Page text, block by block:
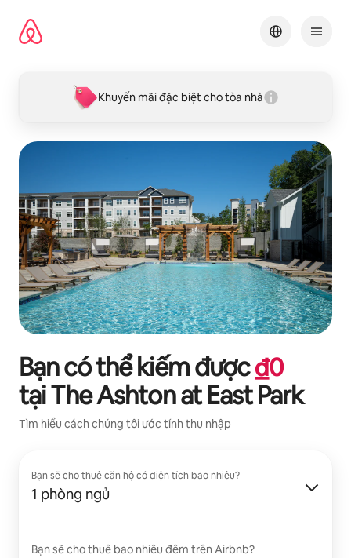
Khuyến mãi đặc biệt cho tòa nhà
Bạn có thể kiếm được₫0
tạiThe Ashton at East Park
Tìm hiểu cách chúng tôi ước tính thu nhập
Bạn sẽ cho thuê căn hộ có diện tích bao nhiêu?
1 phòng ngủ
Bạn sẽ cho thuê bao nhiêu đêm trên Airbnb?